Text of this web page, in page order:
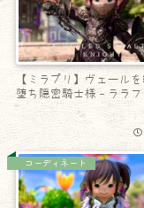
【ミラプリ】ヴェール
堕ち隠密騎士様 – ララ
コーディネート